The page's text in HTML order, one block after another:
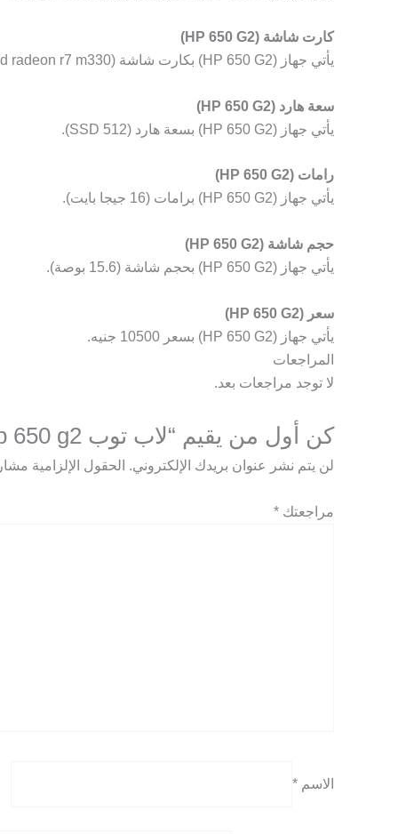
كارت شاشة (HP 650 G2)
يأتي جهاز (HP 650 G2) بكارت شاشة (amd radeon r7 m330).
سعة هارد (HP 650 G2)
يأتي جهاز (HP 650 G2) بسعة هارد (512 SSD).
رامات (HP 650 G2)
يأتي جهاز (HP 650 G2) برامات (16 جيجا بايت).
حجم شاشة (HP 650 G2)
يأتي جهاز (HP 650 G2) بحجم شاشة (15.6 بوصة).
سعر (HP 650 G2)
يأتي جهاز (HP 650 G2) بسعر 10500 جنيه.
المراجعات
لا توجد مراجعات بعد.
كن أول من يقيم “لاب توب hp 650 g2 استيراد”
لن يتم نشر عنوان بريدك الإلكتروني. الحقول الإلزامية مشار
مراجعتك *
الاسم *